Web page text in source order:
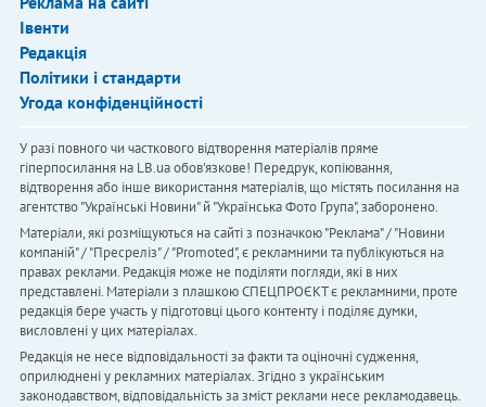
Івенти
Редакція
Політики і стандарти
Угода конфіденційності
У разі повного чи часткового відтворення матеріалів пряме
гіперпосилання на LB.ua обов'язкове! Передрук, копіювання,
відтворення або інше використання матеріалів, що містять посилання на
агентство "Українськi Новини" й "Українська Фото Група", заборонено.
Матеріали, які розміщуються на сайті з позначкою "Реклама" / "Новини
компаній" / "Пресреліз" / "Promoted", є рекламними та публікуються на
правах реклами. Редакція може не поділяти погляди, які в них
представлені. Матеріали з плашкою СПЕЦПРОЄКТ є рекламними, проте
редакція бере участь у підготовці цього контенту і поділяє думки,
висловлені у цих матеріалах.
Редакція не несе відповідальності за факти та оціночні судження,
оприлюднені у рекламних матеріалах. Згідно з українським
законодавством, відповідальність за зміст реклами несе рекламодавець.